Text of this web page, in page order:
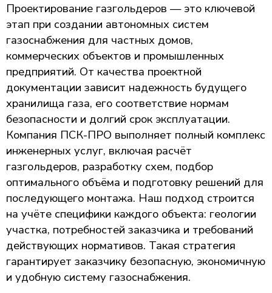
Проектирование газгольдеров — это ключевой
этап при создании автономных систем
газоснабжения для частных домов,
коммерческих объектов и промышленных
предприятий. От качества проектной
документации зависит надежность будущего
хранилища газа, его соответствие нормам
безопасности и долгий срок эксплуатации.
Компания ПСК-ПРО выполняет полный комплекс
инженерных услуг, включая расчёт
газгольдеров, разработку схем, подбор
оптимального объёма и подготовку решений для
последующего монтажа. Наш подход строится
на учёте специфики каждого объекта: геологии
участка, потребностей заказчика и требований
действующих нормативов. Такая стратегия
гарантирует заказчику безопасную, экономичную
и удобную систему газоснабжения.